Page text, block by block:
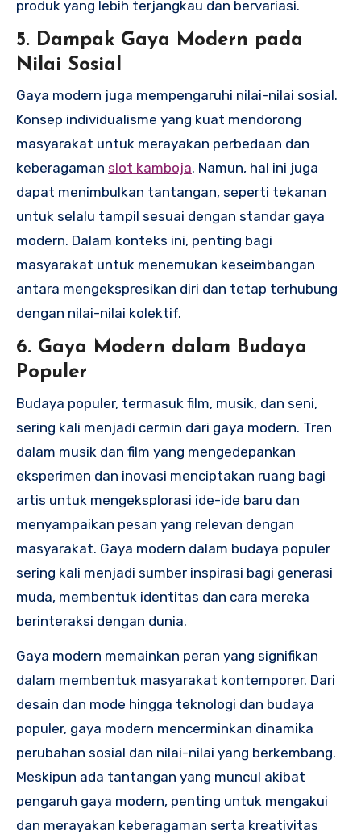
produk yang lebih terjangkau dan bervariasi.
5. Dampak Gaya Modern pada
Nilai Sosial
Gaya modern juga mempengaruhi nilai-nilai sosial.
Konsep individualisme yang kuat mendorong
masyarakat untuk merayakan perbedaan dan
keberagaman slot kamboja. Namun, hal ini juga
dapat menimbulkan tantangan, seperti tekanan
untuk selalu tampil sesuai dengan standar gaya
modern. Dalam konteks ini, penting bagi
masyarakat untuk menemukan keseimbangan
antara mengekspresikan diri dan tetap terhubung
dengan nilai-nilai kolektif.
6. Gaya Modern dalam Budaya
Populer
Budaya populer, termasuk film, musik, dan seni,
sering kali menjadi cermin dari gaya modern. Tren
dalam musik dan film yang mengedepankan
eksperimen dan inovasi menciptakan ruang bagi
artis untuk mengeksplorasi ide-ide baru dan
menyampaikan pesan yang relevan dengan
masyarakat. Gaya modern dalam budaya populer
sering kali menjadi sumber inspirasi bagi generasi
muda, membentuk identitas dan cara mereka
berinteraksi dengan dunia.
Gaya modern memainkan peran yang signifikan
dalam membentuk masyarakat kontemporer. Dari
desain dan mode hingga teknologi dan budaya
populer, gaya modern mencerminkan dinamika
perubahan sosial dan nilai-nilai yang berkembang.
Meskipun ada tantangan yang muncul akibat
pengaruh gaya modern, penting untuk mengakui
dan merayakan keberagaman serta kreativitas